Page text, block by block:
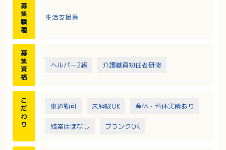
４．健康チェック
募
集
職
種
生活支援員
募
集
資
格
ヘルパー2級 介護職員初任者研修
こ
だ
わ
り
車通勤可 未経験OK 産休・育休実績あり
残業ほぼなし ブランクOK